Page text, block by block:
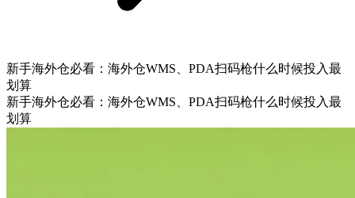
新手海外仓必看：海外仓WMS、PDA扫码枪什么时候投入最
划算
新手海外仓必看：海外仓WMS、PDA扫码枪什么时候投入最
划算